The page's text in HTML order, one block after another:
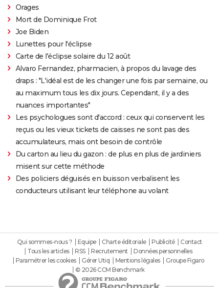
Orages
Mort de Dominique Frot
Joe Biden
Lunettes pour l'éclipse
Carte de l'éclipse solaire du 12 août
Alvaro Fernandez, pharmacien, à propos du lavage des
draps : "L'idéal est de les changer une fois par semaine, ou
au maximum tous les dix jours. Cependant, il y a des
nuances importantes"
Les psychologues sont d'accord : ceux qui conservent les
reçus ou les vieux tickets de caisses ne sont pas des
accumulateurs, mais ont besoin de contrôle
Du carton au lieu du gazon : de plus en plus de jardiniers
misent sur cette méthode
Des policiers déguisés en buisson verbalisent les
conducteurs utilisant leur téléphone au volant
Qui sommes-nous ? Equipe Charte éditoriale Publicité
Contact
Tous les articles
RSS Recrutement
Données personnelles
Paramétrer les cookies
Gérer Utiq Mentions légales
Groupe Figaro
© 2026 CCM Benchmark